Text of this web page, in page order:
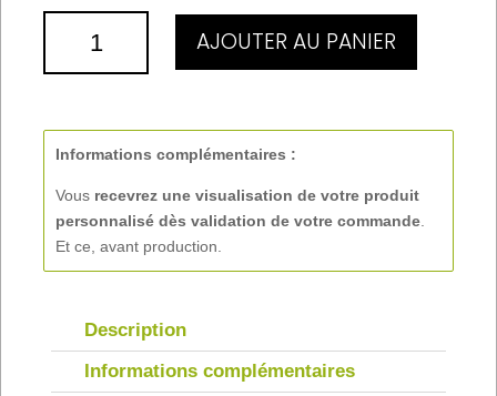
PLATEAU
AJOUTER AU PANIER
Informations complémentaires :
Vous recevrez une visualisation de votre produit
personnalisé dès validation de votre commande
Et ce, avant production.
Description
Informations complémentaires